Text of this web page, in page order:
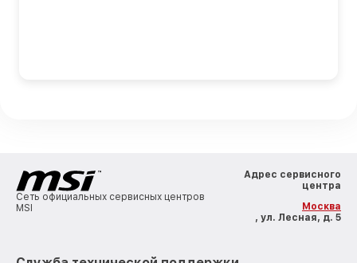
Сеть официальных сервисных центров
MSI
Адрес сервисного
центра
Москва
, ул. Лесная, д. 5